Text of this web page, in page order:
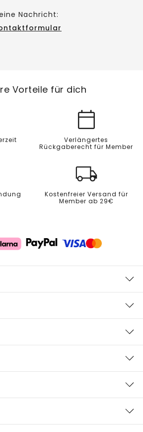
Nachricht:
Vorteile für dich
Verlängertes
Rückgaberecht für Member
Kostenfreier Versand für
Member ab 29€